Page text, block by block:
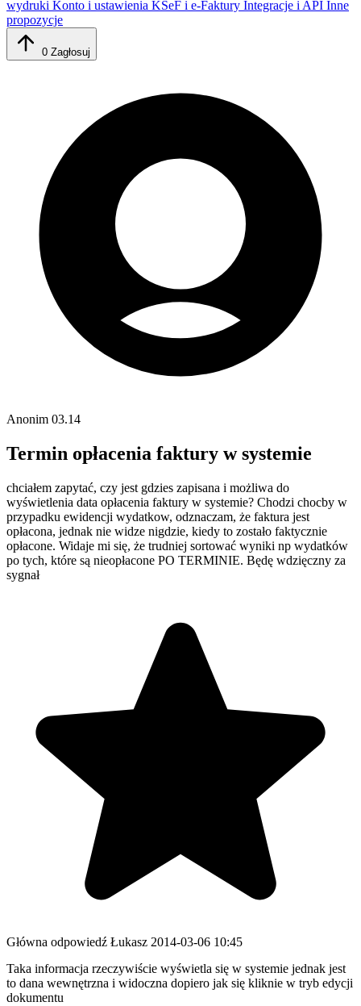
wydruki Konto i ustawienia KSeF i e-Faktury Integracje i API Inne
propozycje
0 Zagłosuj
Anonim 03.14
Termin opłacenia faktury w systemie
chciałem zapytać, czy jest gdzies zapisana i możliwa do
wyświetlenia data opłacenia faktury w systemie? Chodzi chocby w
przypadku ewidencji wydatkow, odznaczam, że faktura jest
opłacona, jednak nie widze nigdzie, kiedy to zostało faktycznie
opłacone. Widaje mi się, że trudniej sortować wyniki np wydatków
po tych, które są nieopłacone PO TERMINIE. Będę wdzięczny za
sygnał
Główna odpowiedź Łukasz 2014-03-06 10:45
Taka informacja rzeczywiście wyświetla się w systemie jednak jest
to dana wewnętrzna i widoczna dopiero jak się kliknie w tryb edycji
dokumentu